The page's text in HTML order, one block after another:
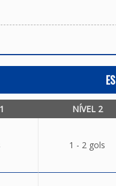
NÍVEL 2
1 - 2 gols